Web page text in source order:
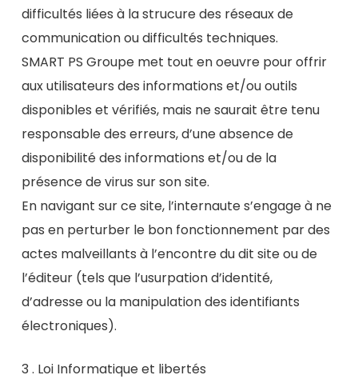
difficultés liées à la strucure des réseaux de
communication ou difficultés techniques.
SMART PS Groupe met tout en oeuvre pour offrir
aux utilisateurs des informations et/ou outils
disponibles et vérifiés, mais ne saurait être tenu
responsable des erreurs, d’une absence de
disponibilité des informations et/ou de la
présence de virus sur son site.
En navigant sur ce site, l’internaute s’engage à ne
pas en perturber le bon fonctionnement par des
actes malveillants à l’encontre du dit site ou de
l’éditeur (tels que l’usurpation d’identité,
d’adresse ou la manipulation des identifiants
électroniques).
3 . Loi Informatique et libertés